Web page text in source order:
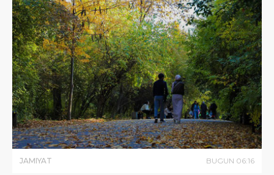
JAMIYAT BUGUN 06:16